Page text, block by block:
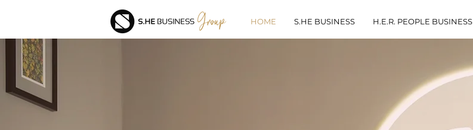
HOME S.HE BUSINESS H.E.R. PEOPLE BUSINESS